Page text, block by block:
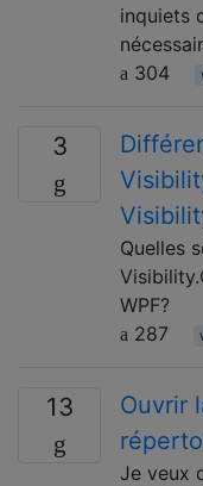
inquiets
304
3
Quelles
WPF?
287
13
Ouvrir
Je veux